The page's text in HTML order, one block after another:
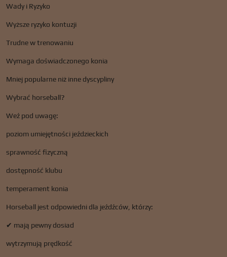
Wady i Ryzyko
Wyższe ryzyko kontuzji
Trudne w trenowaniu
Wymaga doświadczonego konia
Mniej popularne niż inne dyscypliny
Wybrać horseball?
Weź pod uwagę:
poziom umiejętności jeździeckich
sprawność fizyczną
dostępność klubu
temperament konia
Horseball jest odpowiedni dla jeźdźców, którzy:
✔ mają pewny dosiad
wytrzymują prędkość